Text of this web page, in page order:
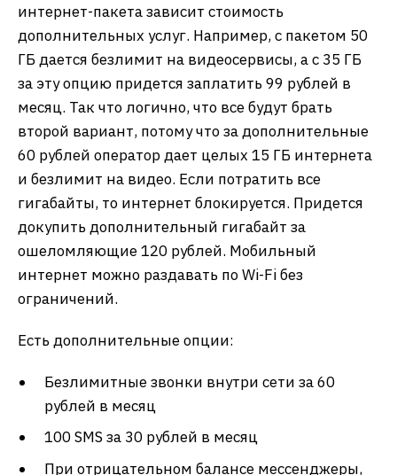
интернет-пакета зависит стоимость
дополнительных услуг. Например, с пакетом 50
ГБ дается безлимит на видеосервисы, а с 35 ГБ
за эту опцию придется заплатить 99 рублей в
месяц. Так что логично, что все будут брать
второй вариант, потому что за дополнительные
60 рублей оператор дает целых 15 ГБ интернета
и безлимит на видео. Если потратить все
гигабайты, то интернет блокируется. Придется
докупить дополнительный гигабайт за
ошеломляющие 120 рублей. Мобильный
интернет можно раздавать по Wi-Fi без
ограничений.
Есть дополнительные опции:
Безлимитные звонки внутри сети за 60
рублей в месяц
100 SMS за 30 рублей в месяц
При отрицательном балансе мессенджеры,